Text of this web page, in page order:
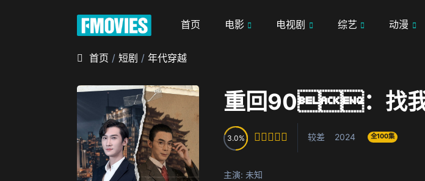
首页 电影 电视剧 综艺 动漫
首页 / 短剧 / 年代穿越
重回90：找
3.0 较差 2024 全100集
主演: 未知